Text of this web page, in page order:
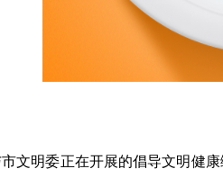
文明委正在开展的倡导文明健